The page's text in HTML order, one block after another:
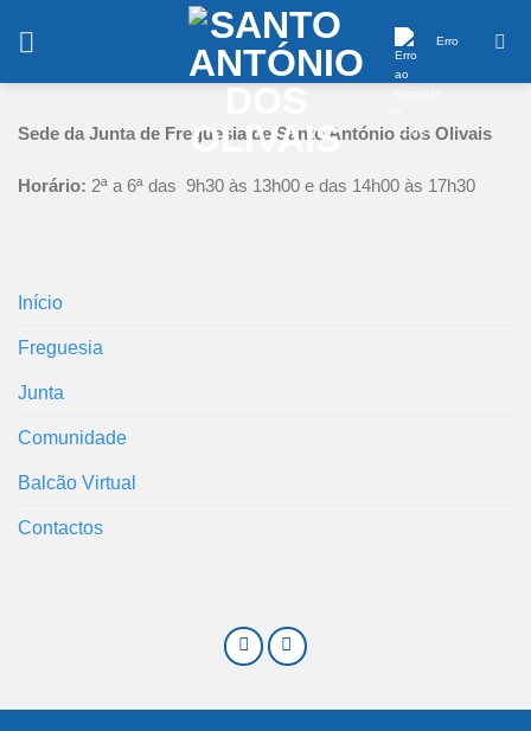
Erro
Sede da Junta de Freguesia de Santo António dos Olivais
Horário: 2ª a 6ª das 9h30 às 13h00 e das 14h00 às 17h30
Início
Freguesia
Junta
Comunidade
Balcão Virtual
Contactos